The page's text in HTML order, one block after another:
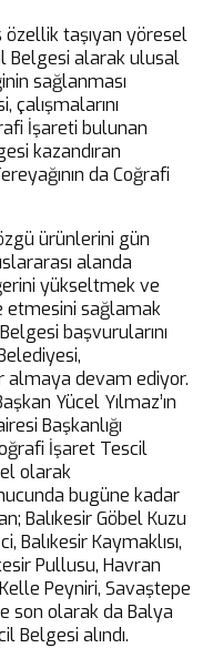
özellik taşıyan yöresel
Belgesi alarak ulusal
sağlanması
çalışmalarını
İşareti bulunan
kazandıran
da Coğrafi
ürünlerini gün
alanda
yükseltmek ve
etmesini sağlamak
başvurularını
almaya devam ediyor.
Yücel Yılmaz’ın
Başkanlığı
İşaret Tescil
olarak
bugüne kadar
Balıkesir Göbel Kuzu
Balıkesir Kaymaklısı,
Pullusu, Havran
Peyniri, Savaştepe
son olarak da Balya
Belgesi alındı.